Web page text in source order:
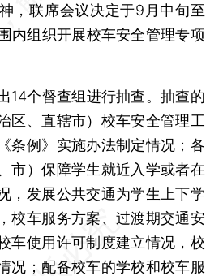
，联席会议决定于9月中旬至
内组织开展校车安全管理专项
个督查组进行抽查。抽查的
区、直辖市）校车安全管理工
条例》实施办法制定情况；各
市）保障学生就近入学或者在
，发展公共交通为学生上下学
校车服务方案、过渡期交通安
车使用许可制度建立情况，校
况；配备校车的学校和校车服